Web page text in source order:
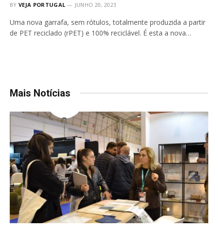
BY VEJA PORTUGAL JUNHO 20, 2023
Uma nova garrafa, sem rótulos, totalmente produzida a partir
de PET reciclado (rPET) e 100% reciclável. É esta a nova…
Mais Notícias